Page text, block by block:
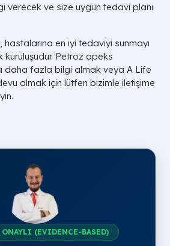
verecek ve size uygun tedavi planı
, hastalarına en iyi tedaviyi sunmayı
kuruluşudur. Petroz apeks
daha fazla bilgi almak veya A Life
almak için lütfen bizimle iletişime
(EVIDENCE-BASED)